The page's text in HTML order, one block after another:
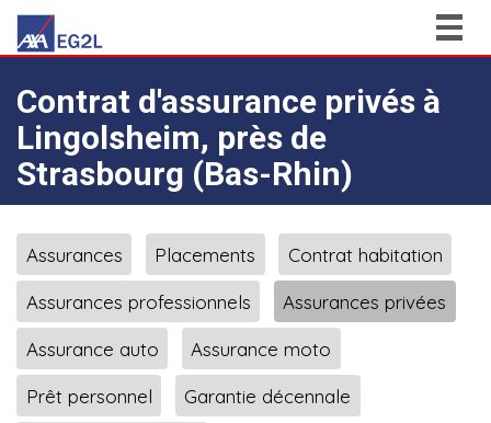
Contrat d'assurance privés à
Lingolsheim, près de
Strasbourg (Bas-Rhin)
Assurances Placements Contrat habitation
Assurances professionnels Assurances privées
Assurance auto Assurance moto
Prêt personnel Garantie décennale